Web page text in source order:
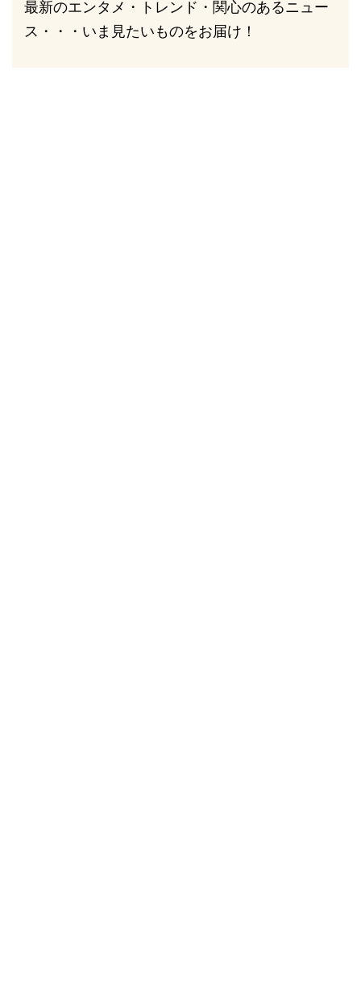
最新のエンタメ・トレンド・関心のあるニュー
ス・・・いま見たいものをお届け！